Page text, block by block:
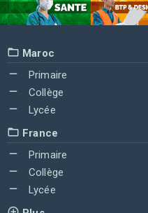
Maroc
Primaire
Collège
Lycée
France
Primaire
Collège
Lycée